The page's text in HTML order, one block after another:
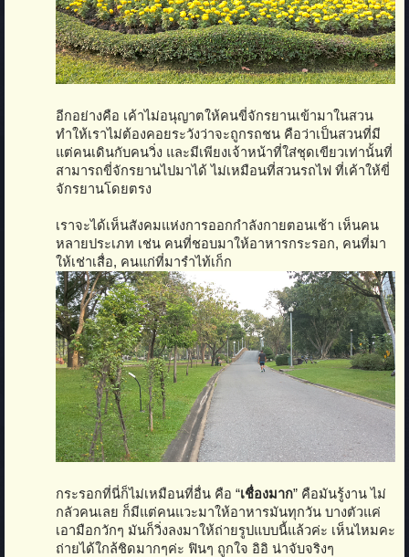
อีกอย่างคือ เค้าไม่อนุญาตให้คนขี่จักรยานเข้ามาในสวน
ทำให้เราไม่ต้องคอยระวังว่าจะถูกรถชน คือว่าเป็นสวนที่มี
แต่คนเดินกับคนวิ่ง และมีเพียงเจ้าหน้าที่ใส่ชุดเขียวเท่านั้นที่
สามารถขี่จักรยานไปมาได้ ไม่เหมือนที่สวนรถไฟ ที่เค้าให้ขี่
จักรยานโดยตรง
เราจะได้เห็นสังคมแห่งการออกกำลังกายตอนเช้า เห็นคน
หลายประเภท เช่น คนที่ชอบมาให้อาหารกระรอก, คนที่มา
ให้เช่าเสื่อ, คนแก่ที่มารำไท้เก็ก
กระรอกที่นี่ก็ไม่เหมือนที่อื่น คือ “เชื่องมาก” คือมันรู้งาน ไม่
กลัวคนเลย ก็มีแต่คนแวะมาให้อาหารมันทุกวัน บางตัวแค่
เอามือกวักๆ มันก็วิ่งลงมาให้ถ่ายรูปแบบนี้แล้วค่ะ เห็นไหมคะ
ถ่ายได้ใกล้ชิดมากๆค่ะ ฟินๆ ถูกใจ อิอิ น่าจับจริงๆ